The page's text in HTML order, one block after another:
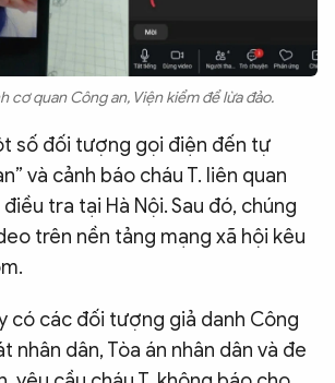
cơ quan Công an, Viện kiểm để lừa đảo.
số đối tượng gọi điện đến tự
và cảnh báo cháu T. liên quan
tra tại Hà Nội. Sau đó, chúng
trên nền tảng mạng xã hội kêu
có các đối tượng giả danh Công
nhân dân, Tòa án nhân dân và đe